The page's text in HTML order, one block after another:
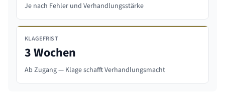
Je nach Fehler und Verhandlungsstärke
KLAGEFRIST
3 Wochen
Ab Zugang — Klage schafft Verhandlungsmacht